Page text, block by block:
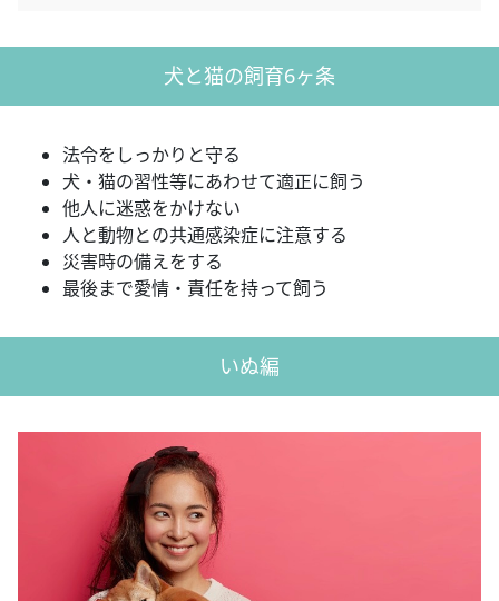
犬と猫の飼育6ヶ条
法令をしっかりと守る
犬・猫の習性等にあわせて適正に飼う
他人に迷惑をかけない
人と動物との共通感染症に注意する
災害時の備えをする
最後まで愛情・責任を持って飼う
いぬ編